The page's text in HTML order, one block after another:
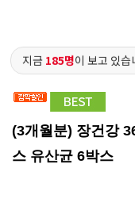
지금 185명이 보고 있습
(3개월분) 장건강
스 유산균 6박스